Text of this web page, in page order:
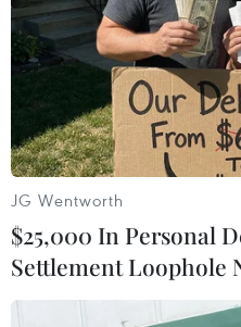
Kinh tế Anh có thể
JG Wentworth
$25,000 In Personal
Settlement Loophole